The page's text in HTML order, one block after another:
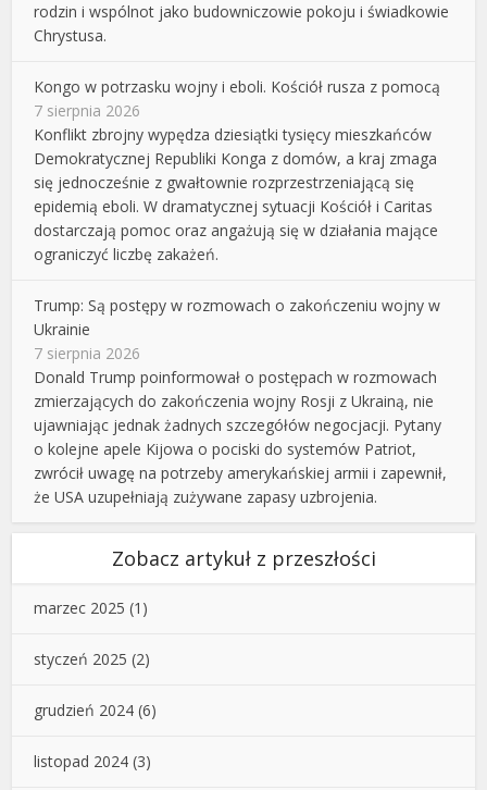
rodzin i wspólnot jako budowniczowie pokoju i świadkowie
Chrystusa.
Kongo w potrzasku wojny i eboli. Kościół rusza z pomocą
7 sierpnia 2026
Konflikt zbrojny wypędza dziesiątki tysięcy mieszkańców
Demokratycznej Republiki Konga z domów, a kraj zmaga
się jednocześnie z gwałtownie rozprzestrzeniającą się
epidemią eboli. W dramatycznej sytuacji Kościół i Caritas
dostarczają pomoc oraz angażują się w działania mające
ograniczyć liczbę zakażeń.
Trump: Są postępy w rozmowach o zakończeniu wojny w
Ukrainie
7 sierpnia 2026
Donald Trump poinformował o postępach w rozmowach
zmierzających do zakończenia wojny Rosji z Ukrainą, nie
ujawniając jednak żadnych szczegółów negocjacji. Pytany
o kolejne apele Kijowa o pociski do systemów Patriot,
zwrócił uwagę na potrzeby amerykańskiej armii i zapewnił,
że USA uzupełniają zużywane zapasy uzbrojenia.
Zobacz artykuł z przeszłości
marzec 2025 (1)
styczeń 2025 (2)
grudzień 2024 (6)
listopad 2024 (3)